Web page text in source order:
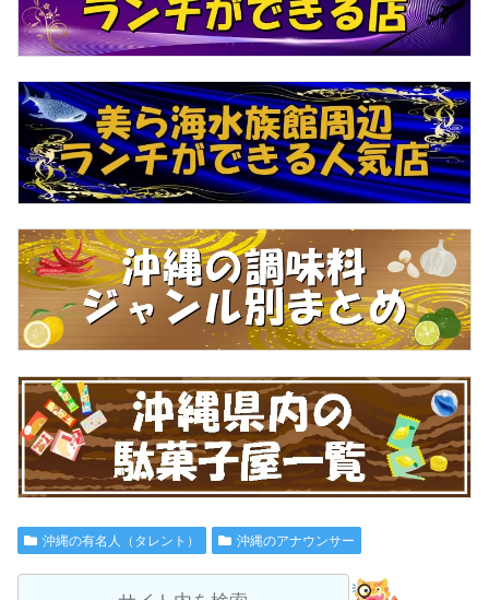
沖縄の有名人（タレント） 沖縄のアナウンサー